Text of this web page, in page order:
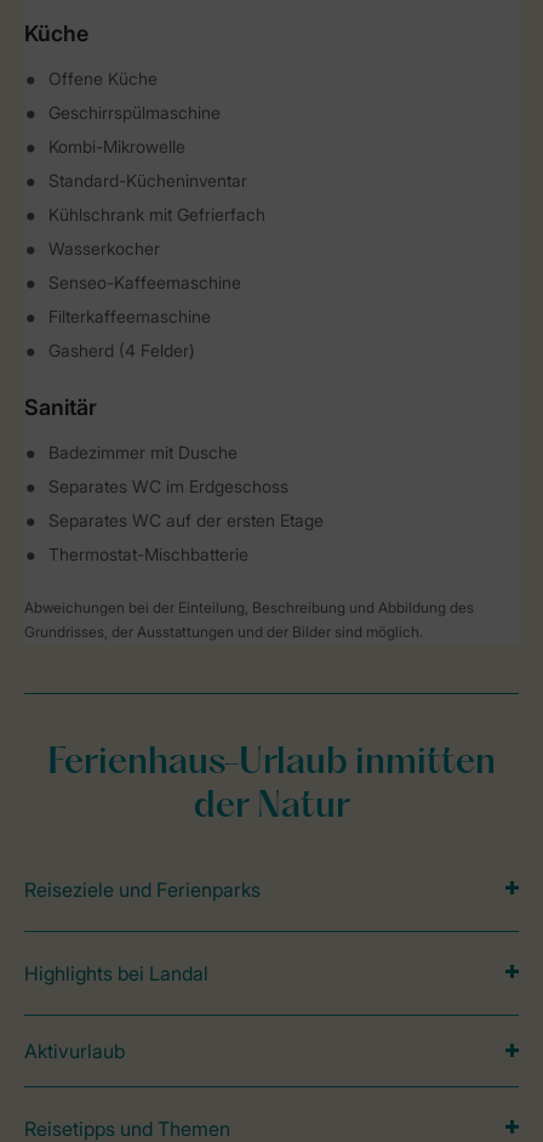
Küche
Offene Küche
Geschirrspülmaschine
Kombi-Mikrowelle
Standard-Kücheninventar
Kühlschrank mit Gefrierfach
Wasserkocher
Senseo-Kaffeemaschine
Filterkaffeemaschine
Gasherd (4 Felder)
Sanitär
Badezimmer mit Dusche
Separates WC im Erdgeschoss
Separates WC auf der ersten Etage
Thermostat-Mischbatterie
Abweichungen bei der Einteilung, Beschreibung und Abbildung des
Grundrisses, der Ausstattungen und der Bilder sind möglich.
Ferienhaus-Urlaub inmitten
der Natur
Reiseziele und Ferienparks
Highlights bei Landal
Aktivurlaub
Reisetipps und Themen